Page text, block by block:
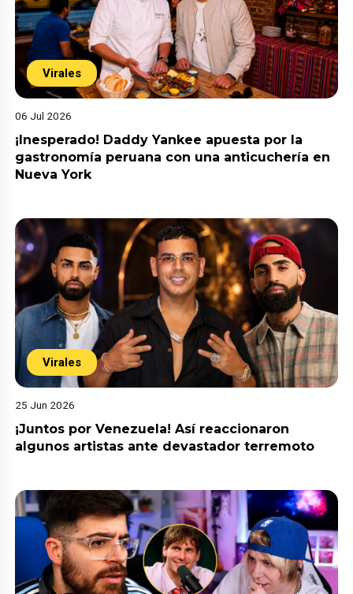
Virales
06 Jul 2026
¡Inesperado! Daddy Yankee apuesta por la
gastronomía peruana con una anticuchería en
Nueva York
Virales
25 Jun 2026
¡Juntos por Venezuela! Así reaccionaron
algunos artistas ante devastador terremoto